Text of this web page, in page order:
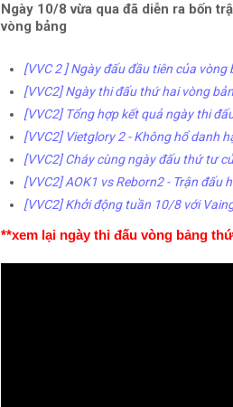
Ngày 10/8 vừa qua đã diễn ra bốn
vòng bảng
[VVC 2 ] Ngày đấu đầu tiên của vòng
[VVC2] Ngày thi đấu thứ hai vòng
[VVC2] Tổng hợp kết quả ngày thi
[VVC2] Vietglory 2 - Không hổ danh
[VVC2] Cháy cùng ngày đấu thứ tư
[VVC2] AOK1 vs Reborn2 - Trận đấu
[VVC2] Khởi động tuần 10/8 với
**xem lại ngày thi đấu vòng bảng